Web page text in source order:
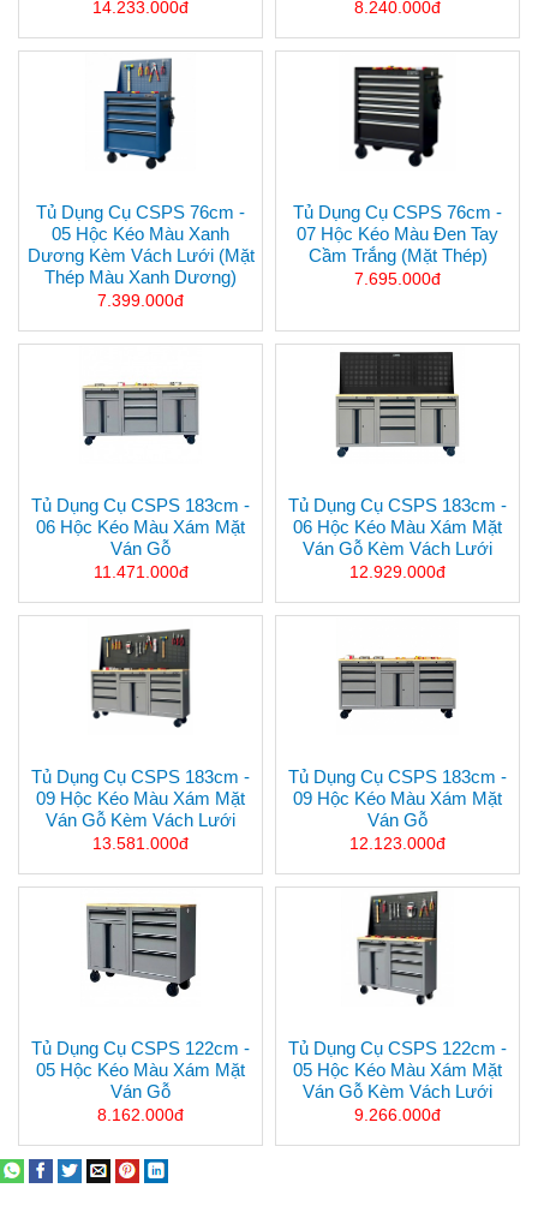
14.233.000đ 8.240.000đ
Tủ Dụng Cụ CSPS 76cm -
05 Hộc Kéo Màu Xanh
Dương Kèm Vách Lưới (mặt
Thép Màu Xanh Dương)
7.399.000đ
Tủ Dụng Cụ CSPS 76cm -
07 Hộc Kéo Màu Đen Tay
Cầm Trắng (mặt Thép)
7.695.000đ
Tủ Dụng Cụ CSPS 183cm -
06 Hộc Kéo Màu Xám Mặt
Ván Gỗ
11.471.000đ
Tủ Dụng Cụ CSPS 183cm -
06 Hộc Kéo Màu Xám Mặt
Ván Gỗ Kèm Vách Lưới
12.929.000đ
Tủ Dụng Cụ CSPS 183cm -
09 Hộc Kéo Màu Xám Mặt
Ván Gỗ Kèm Vách Lưới
13.581.000đ
Tủ Dụng Cụ CSPS 183cm -
09 Hộc Kéo Màu Xám Mặt
Ván Gỗ
12.123.000đ
Tủ Dụng Cụ CSPS 122cm -
05 Hộc Kéo Màu Xám Mặt
Ván Gỗ
8.162.000đ
Tủ Dụng Cụ CSPS 122cm -
05 Hộc Kéo Màu Xám Mặt
Ván Gỗ Kèm Vách Lưới
9.266.000đ